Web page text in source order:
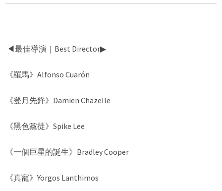
◀︎最佳導演｜Best Director▶︎
《羅馬》Alfonso Cuarón
《登月先鋒》Damien Chazelle
《黑色黨徒》Spike Lee
《一個巨星的誕生》Bradley Cooper
《真寵》Yorgos Lanthimos